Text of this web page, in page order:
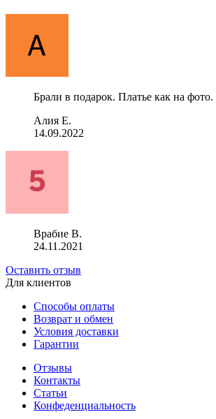
Брали в подарок. Платье как на фото.
Алия Е.
14.09.2022
Врабие В.
24.11.2021
Оставить отзыв
Для клиентов
Способы оплаты
Возврат и обмен
Условия доставки
Гарантии
Отзывы
Контакты
Статьи
Конфеденциальность